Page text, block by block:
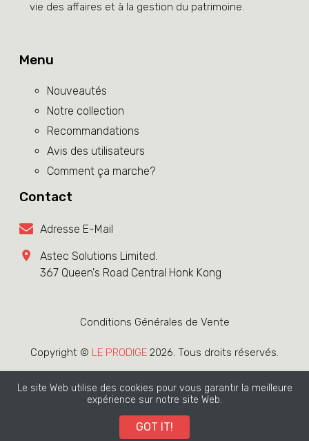
vie des affaires et à la gestion du patrimoine.
Menu
Nouveautés
Notre collection
Recommandations
Avis des utilisateurs
Comment ça marche?
Contact
Adresse E-Mail
Astec Solutions Limited.
367 Queen's Road Central Honk Kong
Conditions Générales de Vente
Copyright © LE PRODIGE 2026. Tous droits réservés.
LeProdige accorde à ses clients un délai de14 jours
pour
demander un remboursement sur tous ses
produits/services .
Le site Web utilise des cookies pour vous garantir la meilleure
expérience sur notre site Web.
GOT IT!